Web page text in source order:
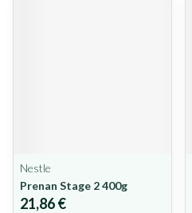
Nestle
Prenan Stage 2 400g
21,86 €